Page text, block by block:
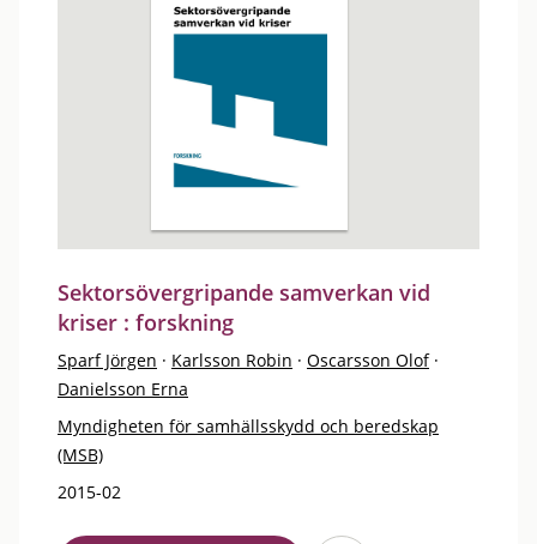
Sektorsövergripande samverkan vid
kriser : forskning
Sparf Jörgen · Karlsson Robin · Oscarsson Olof ·
Danielsson Erna
Myndigheten för samhällsskydd och beredskap
(MSB)
2015-02